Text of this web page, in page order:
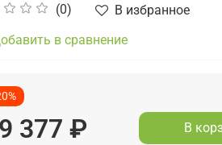
(0)
В избранное
в сравнение
377 ₽ В